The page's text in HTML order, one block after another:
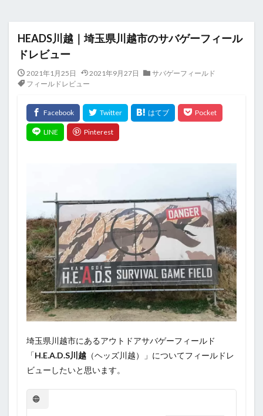
HEADS川越｜埼玉県川越市のサバゲーフィール
ドレビュー
2021年1月25日 2021年9月27日
サバゲーフィールド
フィールドレビュー
埼玉県川越市にあるアウトドアサバゲーフィールド
「H.E.A.D.S川越 （ヘッズ川越）」についてフィールドレ
ビューしたいと思います。